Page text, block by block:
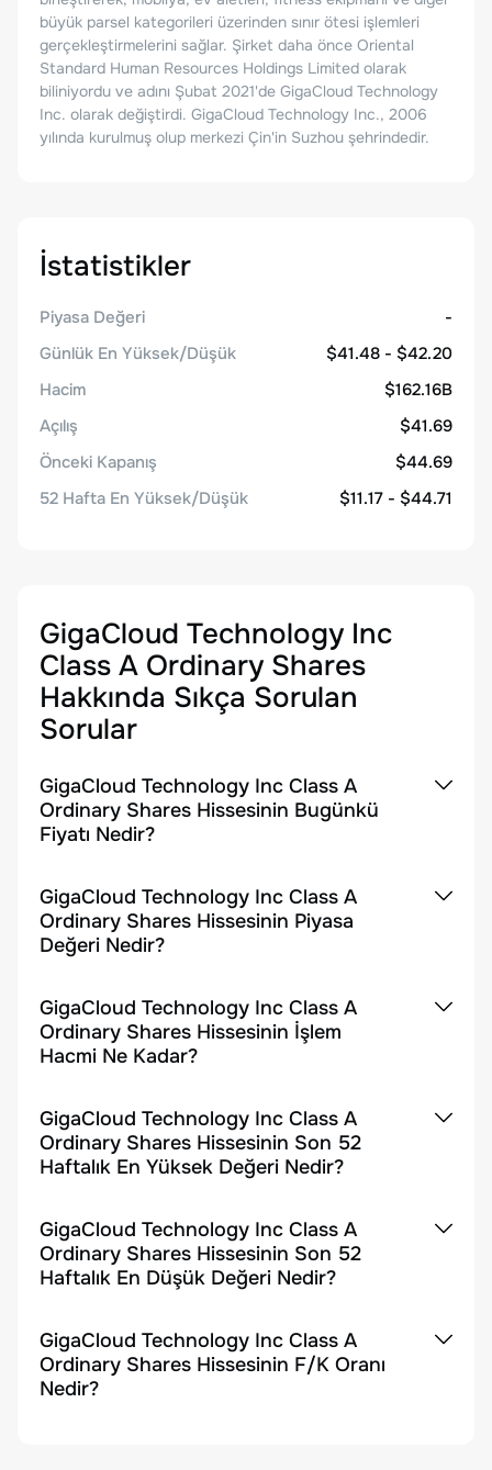
büyük parsel kategorileri üzerinden sınır ötesi işlemleri
gerçekleştirmelerini sağlar. Şirket daha önce Oriental
Standard Human Resources Holdings Limited olarak
biliniyordu ve adını Şubat 2021'de GigaCloud Technology
Inc. olarak değiştirdi. GigaCloud Technology Inc., 2006
yılında kurulmuş olup merkezi Çin'in Suzhou şehrindedir.
İstatistikler
Piyasa Değeri
-
Günlük En Yüksek/Düşük
$41.48 - $42.20
Hacim
$162.16B
Açılış
$41.69
Önceki Kapanış
$44.69
52 Hafta En Yüksek/Düşük
$11.17 - $44.71
GigaCloud Technology Inc
Class A Ordinary Shares
Hakkında Sıkça Sorulan
Sorular
GigaCloud Technology Inc Class A
Ordinary Shares Hissesinin Bugünkü
Fiyatı Nedir?
GigaCloud Technology Inc Class A
Ordinary Shares Hissesinin Piyasa
Değeri Nedir?
GigaCloud Technology Inc Class A
Ordinary Shares Hissesinin İşlem
Hacmi Ne Kadar?
GigaCloud Technology Inc Class A
Ordinary Shares Hissesinin Son 52
Haftalık En Yüksek Değeri Nedir?
GigaCloud Technology Inc Class A
Ordinary Shares Hissesinin Son 52
Haftalık En Düşük Değeri Nedir?
GigaCloud Technology Inc Class A
Ordinary Shares Hissesinin F/K Oranı
Nedir?